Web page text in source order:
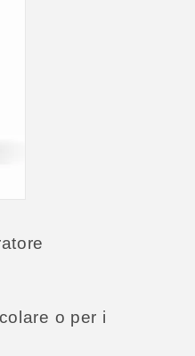
o per i